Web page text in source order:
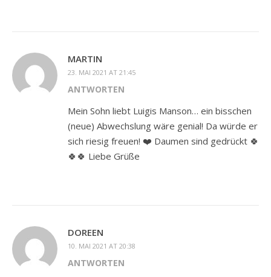
MARTIN
23. MAI 2021 AT 21:45
ANTWORTEN
Mein Sohn liebt Luigis Manson… ein bisschen
(neue) Abwechslung wäre genial! Da würde er
sich riesig freuen! ❤️ Daumen sind gedrückt 🍀
🍀🍀 Liebe Grüße
DOREEN
10. MAI 2021 AT 20:38
ANTWORTEN